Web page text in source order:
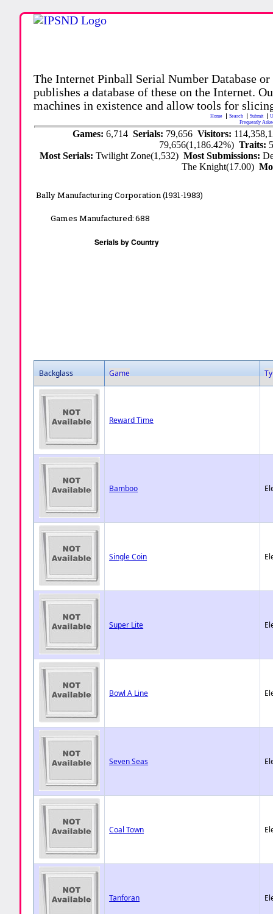
The Internet Pinball Serial Number Database
publishes a database of these on the Internet.
machines in existence and allow tools for
Home Search Submit
Frequently
Games: 6,714 Serials: 79,656 Visitors:
79,656(1,186.42%)Traits:
Most Serials:Twilight Zone(1,532)Most Submissions:
The Knight(17.00)
Bally Manufacturing Corporation (1931-1983)
Games Manufactured:688
Backglass Game
Reward Time
Bamboo
Single Coin
Super Lite
Bowl A Line
Seven Seas
Coal Town
Tanforan